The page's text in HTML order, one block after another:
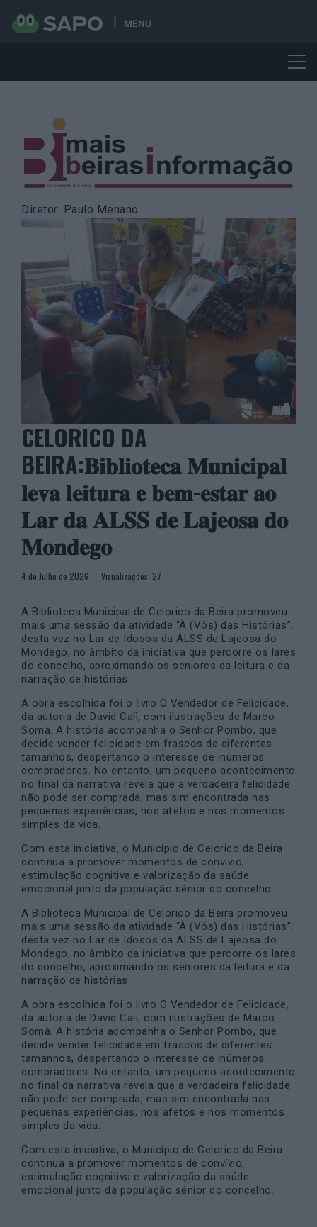
MENU
content
Diretor: Paulo Menano
CELORICO DA
BEIRA:𝐁𝐢𝐛𝐥𝐢𝐨𝐭𝐞𝐜𝐚 𝐌𝐮𝐧𝐢𝐜𝐢𝐩𝐚𝐥
𝐥𝐞𝐯𝐚 𝐥𝐞𝐢𝐭𝐮𝐫𝐚 𝐞 𝐛𝐞𝐦-𝐞𝐬𝐭𝐚𝐫 𝐚𝐨
𝐋𝐚𝐫 𝐝𝐚 𝐀𝐋𝐒𝐒 𝐝𝐞 𝐋𝐚𝐣𝐞𝐨𝐬𝐚 𝐝𝐨
𝐌𝐨𝐧𝐝𝐞𝐠𝐨
4 de Julho de 2026 Visualizações: 27
A Biblioteca Municipal de Celorico da Beira promoveu
mais uma sessão da atividade “À (Vós) das Histórias”,
desta vez no Lar de Idosos da ALSS de Lajeosa do
Mondego, no âmbito da iniciativa que percorre os lares
do concelho, aproximando os seniores da leitura e da
narração de histórias.
A obra escolhida foi o livro O Vendedor de Felicidade,
da autoria de David Calì, com ilustrações de Marco
Somà. A história acompanha o Senhor Pombo, que
decide vender felicidade em frascos de diferentes
tamanhos, despertando o interesse de inúmeros
compradores. No entanto, um pequeno acontecimento
no final da narrativa revela que a verdadeira felicidade
não pode ser comprada, mas sim encontrada nas
pequenas experiências, nos afetos e nos momentos
simples da vida.
Com esta iniciativa, o Município de Celorico da Beira
continua a promover momentos de convívio,
estimulação cognitiva e valorização da saúde
emocional junto da população sénior do concelho.
A Biblioteca Municipal de Celorico da Beira promoveu
mais uma sessão da atividade “À (Vós) das Histórias”,
desta vez no Lar de Idosos da ALSS de Lajeosa do
Mondego, no âmbito da iniciativa que percorre os lares
do concelho, aproximando os seniores da leitura e da
narração de histórias.
A obra escolhida foi o livro O Vendedor de Felicidade,
da autoria de David Calì, com ilustrações de Marco
Somà. A história acompanha o Senhor Pombo, que
decide vender felicidade em frascos de diferentes
tamanhos, despertando o interesse de inúmeros
compradores. No entanto, um pequeno acontecimento
no final da narrativa revela que a verdadeira felicidade
não pode ser comprada, mas sim encontrada nas
pequenas experiências, nos afetos e nos momentos
simples da vida.
Com esta iniciativa, o Município de Celorico da Beira
continua a promover momentos de convívio,
estimulação cognitiva e valorização da saúde
emocional junto da população sénior do concelho.